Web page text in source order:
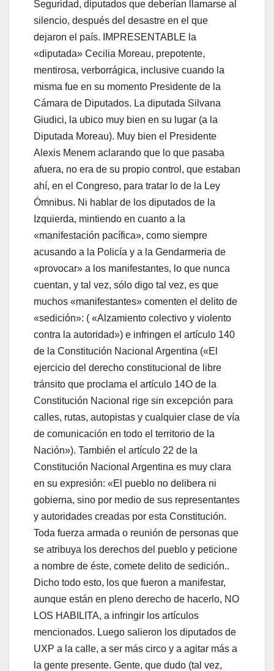
Seguridad, diputados que deberían llamarse al
silencio, después del desastre en el que
dejaron el país. IMPRESENTABLE la
«diputada» Cecilia Moreau, prepotente,
mentirosa, verborrágica, inclusive cuando la
misma fue en su momento Presidente de la
Cámara de Diputados. La diputada Silvana
Giudici, la ubico muy bien en su lugar (a la
Diputada Moreau). Muy bien el Presidente
Alexis Menem aclarando que lo que pasaba
afuera, no era de su propio control, que estaban
ahí, en el Congreso, para tratar lo de la Ley
Ómnibus. Ni hablar de los diputados de la
Izquierda, mintiendo en cuanto a la
«manifestación pacífica», como siempre
acusando a la Policía y a la Gendarmeria de
«provocar» a los manifestantes, lo que nunca
cuentan, y tal vez, sólo digo tal vez, es que
muchos «manifestantes» comenten el delito de
«sedición»: ( «Alzamiento colectivo y violento
contra la autoridad») e infringen el artículo 140
de la Constitución Nacional Argentina («El
ejercicio del derecho constitucional de libre
tránsito que proclama el artículo 14O de la
Constitución Nacional rige sin excepción para
calles, rutas, autopistas y cualquier clase de vía
de comunicación en todo el territorio de la
Nación»). También el artículo 22 de la
Constitución Nacional Argentina es muy clara
en su expresión: «El pueblo no delibera ni
gobierna, sino por medio de sus representantes
y autoridades creadas por esta Constitución.
Toda fuerza armada o reunión de personas que
se atribuya los derechos del pueblo y peticione
a nombre de éste, comete delito de sedición..
Dicho todo esto, los que fueron a manifestar,
aunque están en pleno derecho de hacerlo, NO
LOS HABILITA, a infringir los artículos
mencionados. Luego salieron los diputados de
UXP a la calle, a ser más circo y a agitar más a
la gente presente. Gente, que dudo (tal vez,